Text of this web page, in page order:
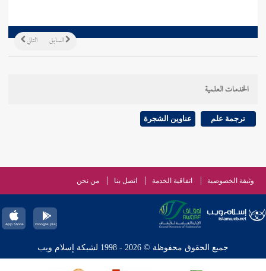
التالي السابق
الخدمات العلمية
ترجمة علم عناوين الشجرة
وثيقة الخصوصية اتفاقية الخدمة اتصل بنا من نحن
جميع الحقوق محفوظة © 2026 - 1998 لشبكة إسلام ويب